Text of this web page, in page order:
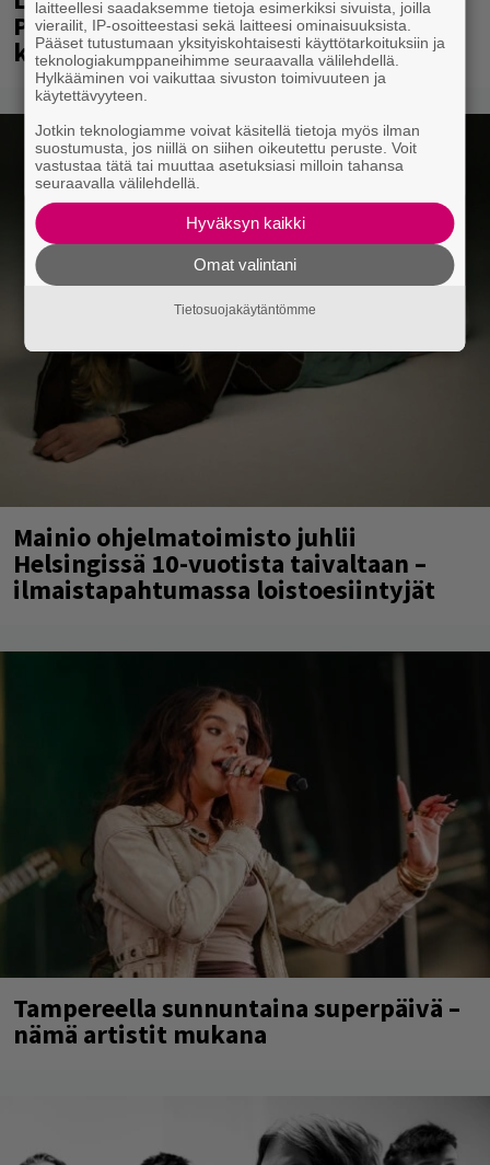
Paavo Arhinmäki jälleen spraypullo
kädessä – näitä puolueita ei kiinnosta
Mainio ohjelmatoimisto juhlii
Helsingissä 10-vuotista taivaltaan –
ilmaistapahtumassa loistoesiintyjät
Tampereella sunnuntaina superpäivä –
nämä artistit mukana
laitteellesi saadaksemme tietoja esimerkiksi sivuista, joilla
vierailit, IP-osoitteestasi sekä laitteesi ominaisuuksista.
Pääset tutustumaan yksityiskohtaisesti käyttötarkoituksiin ja
teknologiakumppaneihimme seuraavalla välilehdellä.
Hylkääminen voi vaikuttaa sivuston toimivuuteen ja
käytettävyyteen.
Jotkin teknologiamme voivat käsitellä tietoja myös ilman
suostumusta, jos niillä on siihen oikeutettu peruste. Voit
vastustaa tätä tai muuttaa asetuksiasi milloin tahansa
seuraavalla välilehdellä.
Hyväksyn kaikki
Omat valintani
Tietosuojakäytäntömme